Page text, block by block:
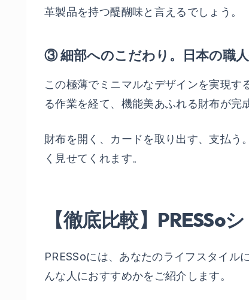
革製品を持つ醍醐味と言えるでしょう。
③ 細部へのこだわり。日本の職
この極薄でミニマルなデザインを実現
る作業を経て、機能美あふれる財布が完
財布を開く、カードを取り出す、支払う
く見せてくれます。
【徹底比較】PRESSo
PRESSoには、あなたのライフスタイ
んな人におすすめかをご紹介します。